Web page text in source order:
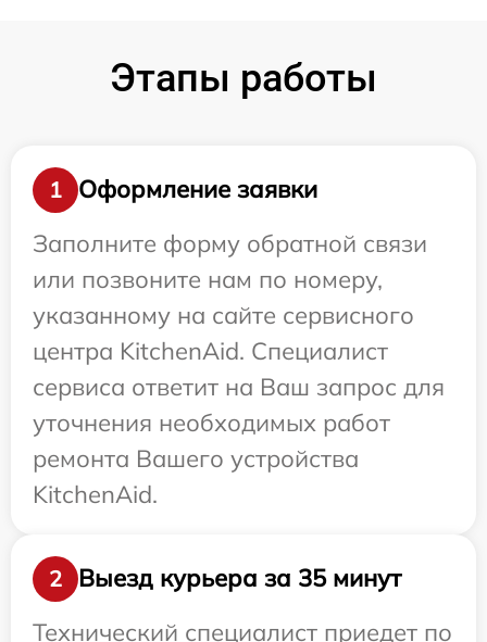
Этапы работы
1
Оформление заявки
Заполните форму обратной связи
или позвоните нам по номеру,
указанному на сайте сервисного
центра KitchenAid. Специалист
сервиса ответит на Ваш запрос для
уточнения необходимых работ
ремонта Вашего устройства
KitchenAid.
2
Выезд курьера за 35 минут
Технический специалист приедет по